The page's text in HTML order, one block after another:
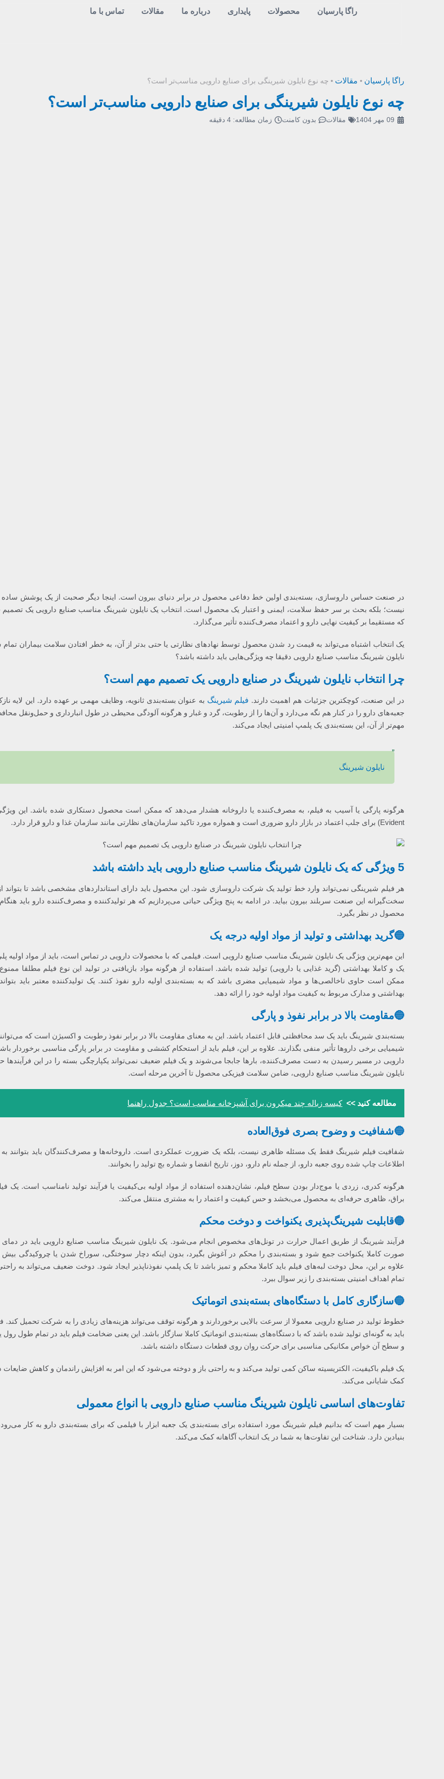
راگا پارسیان محصولات پایداری درباره ما مقالات تماس با ما
راگا پارسیان • مقالات • چه نوع نایلون شیرینگی برای صنایع دارویی مناسب‌تر است؟
چه نوع نایلون شیرینگی برای صنایع دارویی مناسب‌تر است؟
09 مهر 1404 مقالات بدون کامنت زمان مطالعه: 4 دقیقه
در صنعت حساس داروسازی، بسته‌بندی اولین خط دفاعی محصول در برابر دنیای بیرون است. اینجا دیگر صحبت از یک پوشش ساده
نیست؛ بلکه بحث بر سر حفظ سلامت، ایمنی و اعتبار یک محصول است. انتخاب یک نایلون شیرینگ مناسب صنایع دارویی یک
که مستقیما بر کیفیت نهایی دارو و اعتماد مصرف‌کننده تأثیر می‌گذارد.
یک انتخاب اشتباه می‌تواند به قیمت رد شدن محصول توسط نهادهای نظارتی یا حتی بدتر از آن، به خطر افتادن سلامت بیماران تمام
نایلون شیرینگ مناسب صنایع دارویی دقیقا چه ویژگی‌هایی باید داشته باشد؟
چرا انتخاب نایلون شیرینگ در صنایع دارویی یک تصمیم مهم است؟
در این صنعت، کوچکترین جزئیات هم اهمیت دارند. فیلم شیرینگ به عنوان بسته‌بندی ثانویه، وظایف مهمی بر عهده دارد. این لایه
جعبه‌های دارو را در کنار هم نگه می‌دارد و آن‌ها را از رطوبت، گرد و غبار و هرگونه آلودگی محیطی در طول انبارداری و حمل‌ونقل
مهم‌تر از آن، این بسته‌بندی یک پلمپ امنیتی ایجاد می‌کند.
نایلون شیرینگ
Evident) برای جلب اعتماد در بازار دارو ضروری است و همواره مورد تاکید سازمان‌های نظارتی مانند سازمان غذا و دارو قرار دارد.
5 ویژگی که یک نایلون شیرینگ مناسب صنایع دارویی باید داشته باشد
هر فیلم شیرینگی نمی‌تواند وارد خط تولید یک شرکت داروسازی شود. این محصول باید دارای استانداردهای مشخصی باشد تا بتواند
سخت‌گیرانه این صنعت سربلند بیرون بیاید. در ادامه به پنج ویژگی حیاتی می‌پردازیم که هر تولیدکننده و مصرف‌کننده دارو باید
محصول در نظر بگیرد.
🔵گرید بهداشتی و تولید از مواد اولیه درجه یک
این مهم‌ترین ویژگی یک نایلون شیرینگ مناسب صنایع دارویی است. فیلمی که با محصولات دارویی در تماس است، باید از مواد اولیه
یک و کاملا بهداشتی (گرید غذایی یا دارویی) تولید شده باشد. استفاده از هرگونه مواد بازیافتی در تولید این نوع فیلم مطلقا
ممکن است حاوی ناخالصی‌ها و مواد شیمیایی مضری باشد که به بسته‌بندی اولیه دارو نفوذ کنند. یک تولیدکننده معتبر باید
بهداشتی و مدارک مربوط به کیفیت مواد اولیه خود را ارائه دهد.
🔵مقاومت بالا در برابر نفوذ و پارگی
بسته‌بندی شیرینگ باید یک سد محافظتی قابل اعتماد باشد. این به معنای مقاومت بالا در برابر نفوذ رطوبت و اکسیژن است که
شیمیایی برخی داروها تأثیر منفی بگذارند. علاوه بر این، فیلم باید از استحکام کششی و مقاومت در برابر پارگی مناسبی برخوردار
دارویی در مسیر رسیدن به دست مصرف‌کننده، بارها جابجا می‌شوند و یک فیلم ضعیف نمی‌تواند یکپارچگی بسته را در این فرآیندها
نایلون شیرینگ مناسب صنایع دارویی، ضامن سلامت فیزیکی محصول تا آخرین مرحله است.
مطالعه کنید >> کیسه زباله چند میکرون برای آشپزخانه مناسب است؟ جدول راهنما
🔵شفافیت و وضوح بصری فوق‌العاده
شفافیت فیلم شیرینگ فقط یک مسئله ظاهری نیست، بلکه یک ضرورت عملکردی است. داروخانه‌ها و مصرف‌کنندگان باید بتوانند
اطلاعات چاپ شده روی جعبه دارو، از جمله نام دارو، دوز، تاریخ انقضا و شماره بچ تولید را بخوانند.
هرگونه کدری، زردی یا موج‌دار بودن سطح فیلم، نشان‌دهنده استفاده از مواد اولیه بی‌کیفیت یا فرآیند تولید نامناسب است. یک
براق، ظاهری حرفه‌ای به محصول می‌بخشد و حس کیفیت و اعتماد را به مشتری منتقل می‌کند.
🔵قابلیت شیرینگ‌پذیری یکنواخت و دوخت محکم
فرآیند شیرینگ از طریق اعمال حرارت در تونل‌های مخصوص انجام می‌شود. یک نایلون شیرینگ مناسب صنایع دارویی باید در
صورت کاملا یکنواخت جمع شود و بسته‌بندی را محکم در آغوش بگیرد، بدون اینکه دچار سوختگی، سوراخ شدن یا چروکیدگی
علاوه بر این، محل دوخت لبه‌های فیلم باید کاملا محکم و تمیز باشد تا یک پلمپ نفوذناپذیر ایجاد شود. دوخت ضعیف می‌تواند به
تمام اهداف امنیتی بسته‌بندی را زیر سوال ببرد.
🔵سازگاری کامل با دستگاه‌های بسته‌بندی اتوماتیک
خطوط تولید در صنایع دارویی معمولا از سرعت بالایی برخوردارند و هرگونه توقف می‌تواند هزینه‌های زیادی را به شرکت تحمیل کند.
باید به گونه‌ای تولید شده باشد که با دستگاه‌های بسته‌بندی اتوماتیک کاملا سازگار باشد. این یعنی ضخامت فیلم باید در تمام طول
و سطح آن خواص مکانیکی مناسبی برای حرکت روان روی قطعات دستگاه داشته باشد.
یک فیلم باکیفیت، الکتریسیته ساکن کمی تولید می‌کند و به راحتی باز و دوخته می‌شود که این امر به افزایش راندمان و کاهش ضایعات
کمک شایانی می‌کند.
تفاوت‌های اساسی نایلون شیرینگ مناسب صنایع دارویی با انواع معمولی
بسیار مهم است که بدانیم فیلم شیرینگ مورد استفاده برای بسته‌بندی یک جعبه ابزار با فیلمی که برای بسته‌بندی دارو به کار
بنیادین دارد. شناخت این تفاوت‌ها به شما در یک انتخاب آگاهانه کمک می‌کند.